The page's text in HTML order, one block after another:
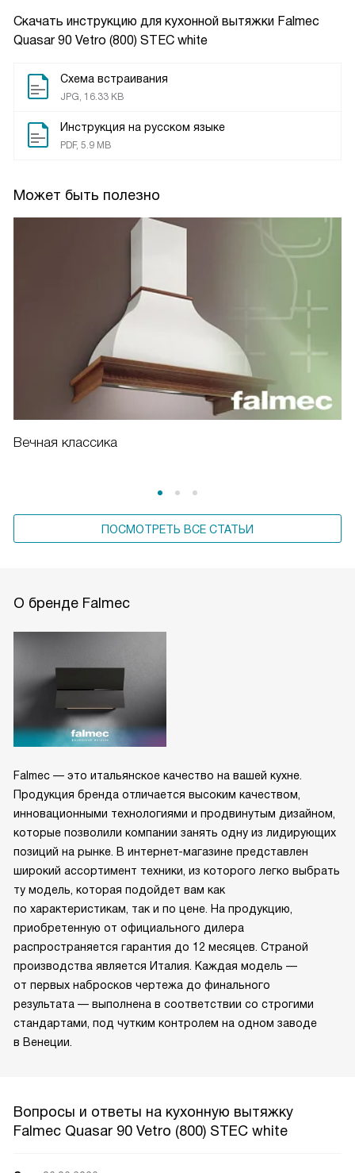
Скачать инструкцию для кухонной вытяжки Falmec
Quasar 90 Vetro (800) STEC white
Схема встраивания
JPG, 16.33 KB
Инструкция на русском языке
PDF, 5.9 MB
Может быть полезно
Вечная классика
ПОСМОТРЕТЬ ВСЕ СТАТЬИ
О бренде Falmec
Falmec — это итальянское качество на вашей кухне.
Продукция бренда отличается высоким качеством,
инновационными технологиями и продвинутым дизайном,
которые позволили компании занять одну из лидирующих
позиций на рынке. В интернет-магазине представлен
широкий ассортимент техники, из которого легко выбрать
ту модель, которая подойдет вам как
по характеристикам, так и по цене. На продукцию,
приобретенную от официального дилера
распространяется гарантия до 12 месяцев. Страной
производства является Италия. Каждая модель —
от первых набросков чертежа до финального
результата — выполнена в соответствии со строгими
стандартами, под чутким контролем на одном заводе
в Венеции.
Вопросы и ответы на кухонную вытяжку
Falmec Quasar 90 Vetro (800) STEC white